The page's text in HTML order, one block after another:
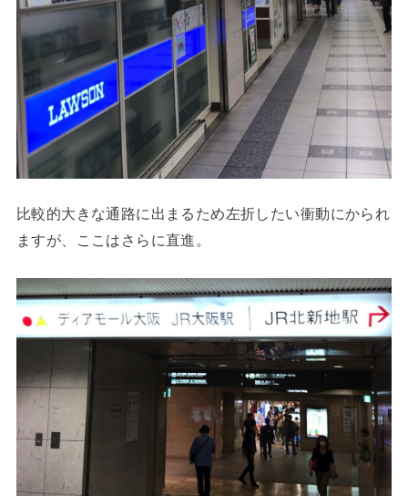
比較的大きな通路に出まるため左折したい衝動にかられ
ますが、ここはさらに直進。